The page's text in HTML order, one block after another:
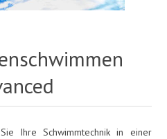
Ihre Schwimmtechnik in einer